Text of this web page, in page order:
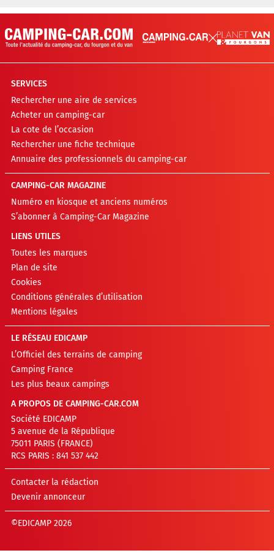
SERVICES
Rechercher une aire de services
Acheter un camping-car
La cote de l’occasion
Rechercher une fiche technique
Annuaire des professionnels du camping-car
CAMPING-CAR MAGAZINE
Numéro en kiosque et anciens numéros
S’abonner à Camping-Car Magazine
LIENS UTILES
Toutes les marques
Plan de site
Cookies
Conditions générales d’utilisation
Mentions légales
LE RÉSEAU EDICAMP
L’Officiel des terrains de camping
Camping France
Les plus beaux campings
A PROPOS DE CAMPING-CAR.COM
Société EDICAMP
5 avenue de la République
75011 PARIS (FRANCE)
RCS PARIS : 841 537 442
Contacter la rédaction
Devenir annonceur
©EDICAMP 2026